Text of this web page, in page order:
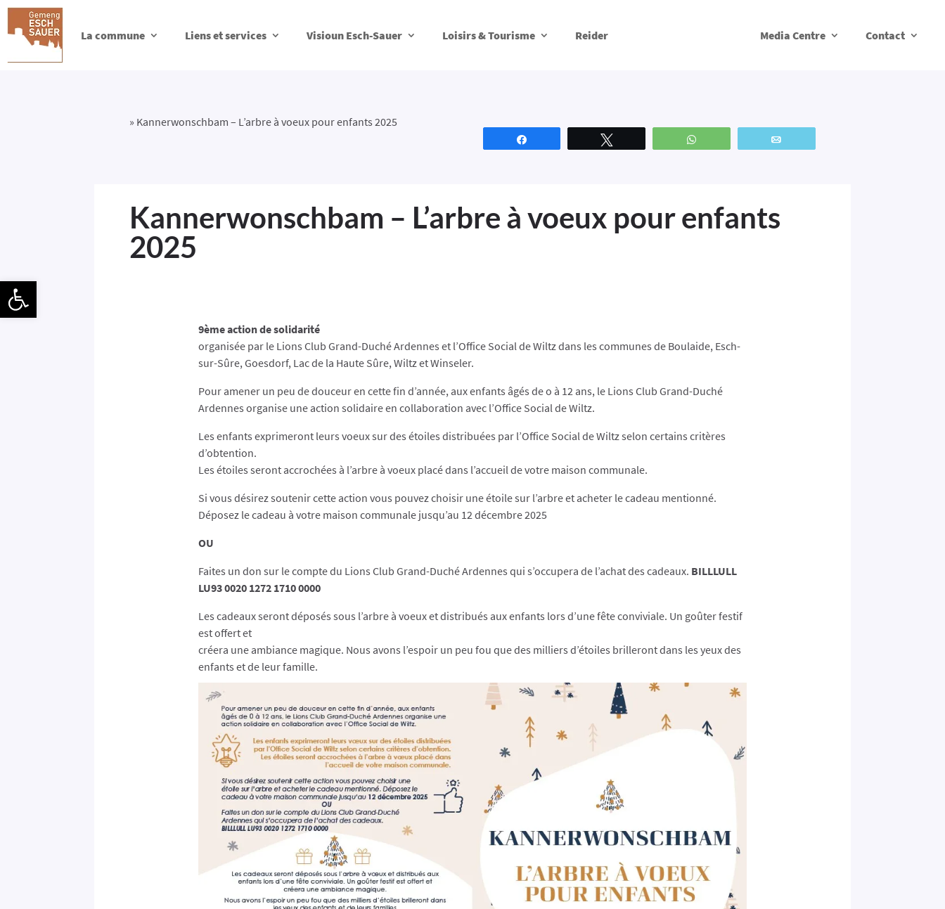
La commune Liens et services Visioun Esch-Sauer Loisirs & Tourisme Reider Media Centre Contact
» Kannerwonschbam – L’arbre à voeux pour enfants 2025
Kannerwonschbam – L’arbre à voeux pour enfants
2025
9ème action de solidarité
organisée par le Lions Club Grand-Duché Ardennes et l’Office Social de Wiltz dans les communes de Boulaide, Esch-
sur-Sûre, Goesdorf, Lac de la Haute Sûre, Wiltz et Winseler.
Pour amener un peu de douceur en cette fin d’année, aux enfants âgés de o à 12 ans, le Lions Club Grand-Duché
Ardennes organise une action solidaire en collaboration avec l’Office Social de Wiltz.
Les enfants exprimeront leurs voeux sur des étoiles distribuées par l’Office Social de Wiltz selon certains critères
d’obtention.
Les étoiles seront accrochées à l’arbre à voeux placé dans l’accueil de votre maison communale.
Si vous désirez soutenir cette action vous pouvez choisir une étoile sur l’arbre et acheter le cadeau mentionné.
Déposez le cadeau à votre maison communale jusqu’au 12 décembre 2025
OU
Faites un don sur le compte du Lions Club Grand-Duché Ardennes qui s’occupera de l’achat des cadeaux. BILLLULL
LU93 0020 1272 1710 0000
Les cadeaux seront déposés sous l’arbre à voeux et distribués aux enfants lors d’une fête conviviale. Un goûter festif
est offert et
créera une ambiance magique. Nous avons l’espoir un peu fou que des milliers d’étoiles brilleront dans les yeux des
enfants et de leur famille.
Ouvrir la barre d’outils